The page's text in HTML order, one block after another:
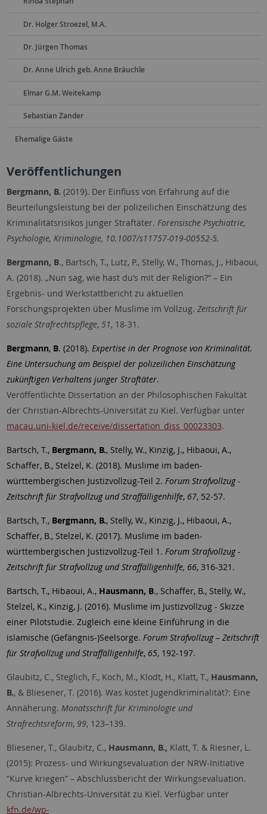
Dr. Holger Stroezel, M.A.
Dr. Jürgen Thomas
Dr. Anne Ulrich geb. Anne Bräuchle
Elmar G.M. Weitekamp
Sebastian Zander
Ehemalige Gäste
Veröffentlichungen
Bergmann, B. (2019). Der Einfluss von Erfahrung auf die
Beurteilungsleistung bei der polizeilichen Einschätzung des
Kriminalitätsrisikos junger Straftäter. Forensische Psychiatrie,
Psychologie, Kriminologie, 10.1007/s11757-019-00552-5.
Bergmann, B., Bartsch, T., Lutz, P., Stelly, W., Thomas, J., Hibaoui,
A. (2018). „Nun sag, wie hast du‘s mit der Religion?“ – Ein
Ergebnis- und Werkstattbericht zu aktuellen
Forschungsprojekten über Muslime im Vollzug. Zeitschrift für
soziale Strafrechtspflege, 51, 18-31.
Bergmann,B. (2018). Expertise in der Prognose von Kriminalität.
Eine Untersuchung am Beispiel der polizeilichen Einschätzung
zukünftigen Verhaltens junger Straftäter.
Veröffentlichte Dissertation an der Philosophischen Fakultät
der Christian-Albrechts-Universität zu Kiel. Verfügbar unter
macau.uni-kiel.de/receive/dissertation_diss_00023303.
Bartsch, T., Bergmann, B., Stelly, W., Kinzig, J., Hibaoui, A.,
Schaffer, B., Stelzel, K. (2018). Muslime im baden-
württembergischen Justizvollzug-Teil 2. Forum Strafvollzug -
Zeitschrift für Strafvollzug und Straffälligenhilfe, 67, 52-57.
Bartsch, T., Bergmann, B., Stelly, W., Kinzig, J., Hibaoui, A.,
Schaffer, B., Stelzel, K. (2017). Muslime im baden-
württembergischen Justizvollzug-Teil 1. Forum Strafvollzug -
Zeitschrift für Strafvollzug und Straffälligenhilfe, 66, 316-321.
Bartsch, T., Hibaoui, A., Hausmann, B., Schaffer, B., Stelly, W.,
Stelzel, K., Kinzig, J. (2016). Muslime im Justizvollzug - Skizze
einer Pilotstudie. Zugleich eine kleine Einführung in die
islamische (Gefängnis-)Seelsorge. Forum Strafvollzug – Zeitschrift
für Strafvollzug und Straffälligenhilfe, 65, 192-197.
Glaubitz, C., Steglich, F., Koch, M., Klodt, H., Klatt, T., Hausmann,
B., & Bliesener, T. (2016). Was kostet Jugendkriminalität?: Eine
Annäherung. Monatsschrift für Kriminologie und
Strafrechtsreform, 99, 123–139.
Bliesener, T., Glaubitz, C., Hausmann, B., Klatt, T. & Riesner, L.
(2015): Prozess- und Wirkungsevaluation der NRW-Initiative
“Kurve kriegen” – Abschlussbericht der Wirkungsevaluation.
Christian-Albrechts-Universität zu Kiel. Verfügbar unter
kfn.de/wp-